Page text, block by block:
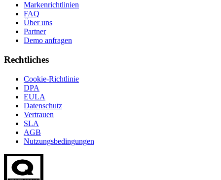
Markenrichtlinien
FAQ
Über uns
Partner
Demo anfragen
Rechtliches
Cookie-Richtlinie
DPA
EULA
Datenschutz
Vertrauen
SLA
AGB
Nutzungsbedingungen